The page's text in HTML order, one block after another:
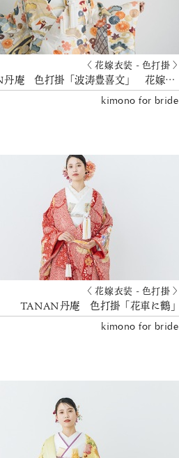
〈 花嫁衣装 - 色打掛 〉
TANAN丹庵 色打掛「波涛豊喜文」 花嫁衣裳
kimono for bride
〈 花嫁衣装 - 色打掛 〉
TANAN丹庵 色打掛「花車に鶴」
kimono for bride